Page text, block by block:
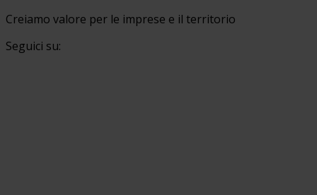
Creiamo valore per le imprese e il territorio
Seguici su: